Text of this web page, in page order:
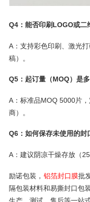
Q4：能否印刷LOGO或二
A：支持彩色印刷、激光
稿）。
Q5：起订量（MOQ）是
A：标准品MOQ 5000片
商）。
Q6：如何保存未使用的封
A：建议阴凉干燥存放（
励诺包装， 铝箔封口膜批
隔包装材料和易撕封口包
生产、测试、售后等一站